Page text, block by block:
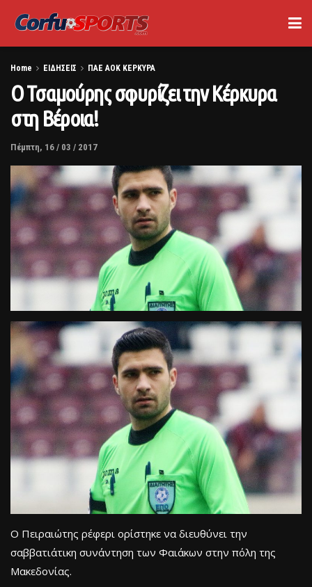
Home ΕΙΔΗΣΕΙΣ ΠΑΕ ΑΟΚ ΚΕΡΚΥΡΑ
O Τσαμούρης σφυρίζει την Κέρκυρα
στη Βέροια!
Πέμπτη, 16 / 03 / 2017
Ο Πειραιώτης ρέφερι ορίστηκε να διευθύνει την
σαββατιάτικη συνάντηση των Φαιάκων στην πόλη της
Μακεδονίας.